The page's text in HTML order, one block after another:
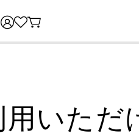
いただ